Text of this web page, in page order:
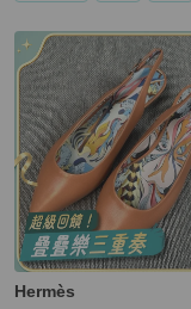
Hermès